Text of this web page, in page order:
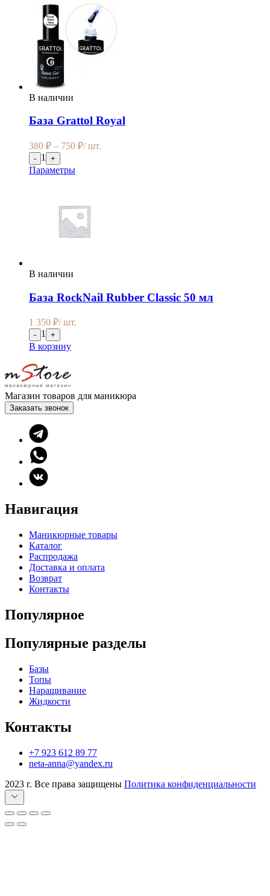
В наличии
База Grattol Royal
380 ₽ – 750 ₽/ шт.
- 1 +
Параметры
В наличии
База RockNail Rubber Classic 50 мл
1 350 ₽/ шт.
- 1 +
В корзину
Магазин товаров для маникюра
Заказать звонок
Навигация
Маникюрные товары
Каталог
Распродажа
Доставка и оплата
Возврат
Контакты
Популярное
Популярные разделы
Базы
Топы
Наращивание
Жидкости
Контакты
+7 923 612 89 77
neta-anna@yandex.ru
2023 г. Все права защищены Политика конфиденциальности